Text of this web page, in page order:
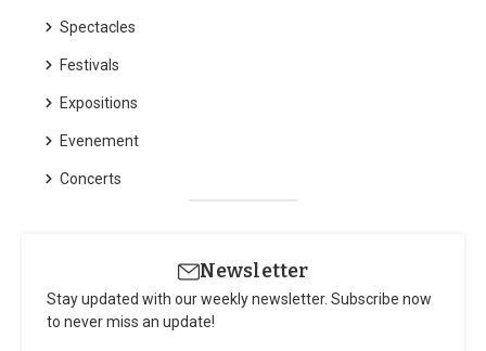
Spectacles
Festivals
Expositions
Evenement
Concerts
Newsletter
Stay updated with our weekly newsletter. Subscribe now
to never miss an update!